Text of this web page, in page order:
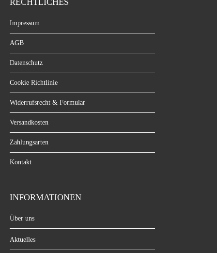
RECHTLICHES
Impressum
AGB
Datenschutz
Cookie Richtlinie
Widerrufsrecht & Formular
Versandkosten
Zahlungsarten
Kontakt
INFORMATIONEN
Über uns
Aktuelles